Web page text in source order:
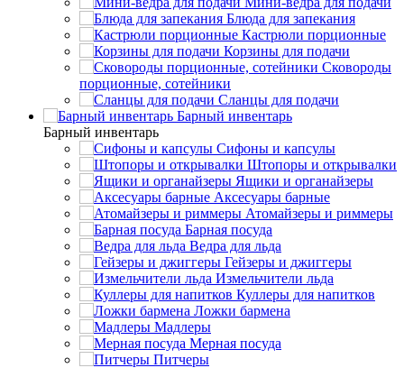
Блюда для запекания
Кастрюли порционные
Корзины для подачи
Сковороды
порционные, сотейники
Сланцы для подачи
Барный инвентарь
Барный инвентарь
Сифоны и капсулы
Штопоры и открывалки
Ящики и органайзеры
Аксесуары барные
Атомайзеры и риммеры
Барная посуда
Ведра для льда
Гейзеры и джиггеры
Измельчители льда
Куллеры для напитков
Ложки бармена
Мадлеры
Мерная посуда
Питчеры